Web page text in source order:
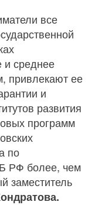
все
и среднее
привлекают ее
и
развития
программ
по
РФ более, чем
заместитель